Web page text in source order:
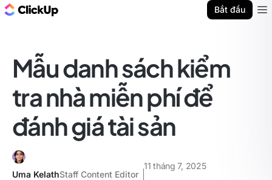
Bắt đầu
Mẫu danh sách kiểm
tra nhà miễn phí để
đánh giá tài sản
Uma KelathStaff Content Editor
11 tháng 7, 2025